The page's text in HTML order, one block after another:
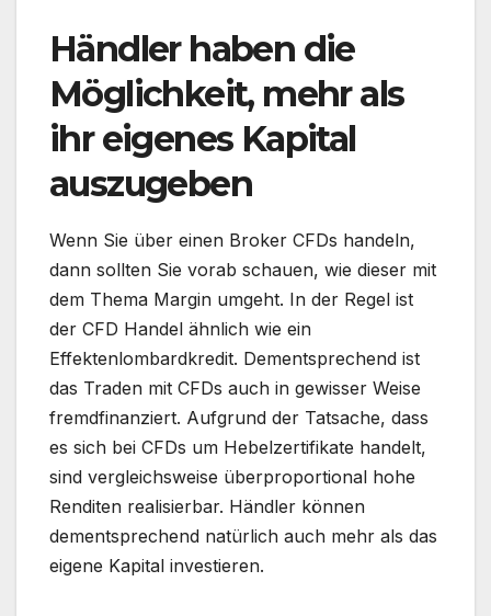
Händler haben die
Möglichkeit, mehr als
ihr eigenes Kapital
auszugeben
Wenn Sie über einen Broker CFDs handeln,
dann sollten Sie vorab schauen, wie dieser mit
dem Thema Margin umgeht. In der Regel ist
der CFD Handel ähnlich wie ein
Effektenlombardkredit. Dementsprechend ist
das Traden mit CFDs auch in gewisser Weise
fremdfinanziert. Aufgrund der Tatsache, dass
es sich bei CFDs um Hebelzertifikate handelt,
sind vergleichsweise überproportional hohe
Renditen realisierbar. Händler können
dementsprechend natürlich auch mehr als das
eigene Kapital investieren.